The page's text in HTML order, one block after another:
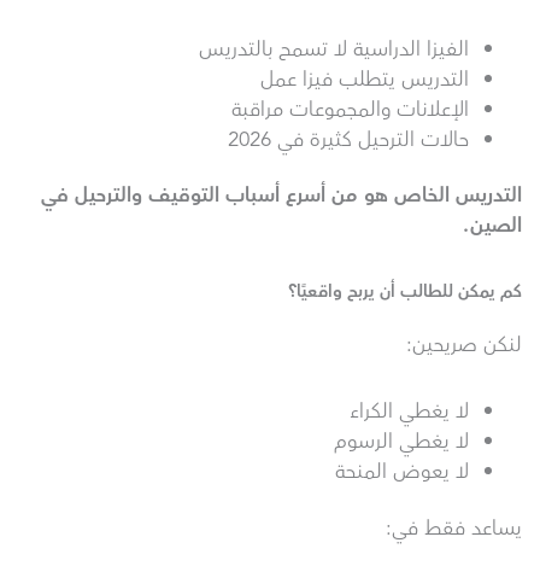
الفيزا الدراسية لا تسمح بالتدريس
التدريس يتطلب فيزا عمل
الإعلانات والمجموعات مراقبة
حالات الترحيل كثيرة في 2026
التدريس الخاص هو من أسرع أسباب التوقيف والترحيل في
الصين.
كم يمكن للطالب أن يربح واقعيًا؟
لنكن صريحين:
لا يغطي الكراء
لا يغطي الرسوم
لا يعوض المنحة
يساعد فقط في: